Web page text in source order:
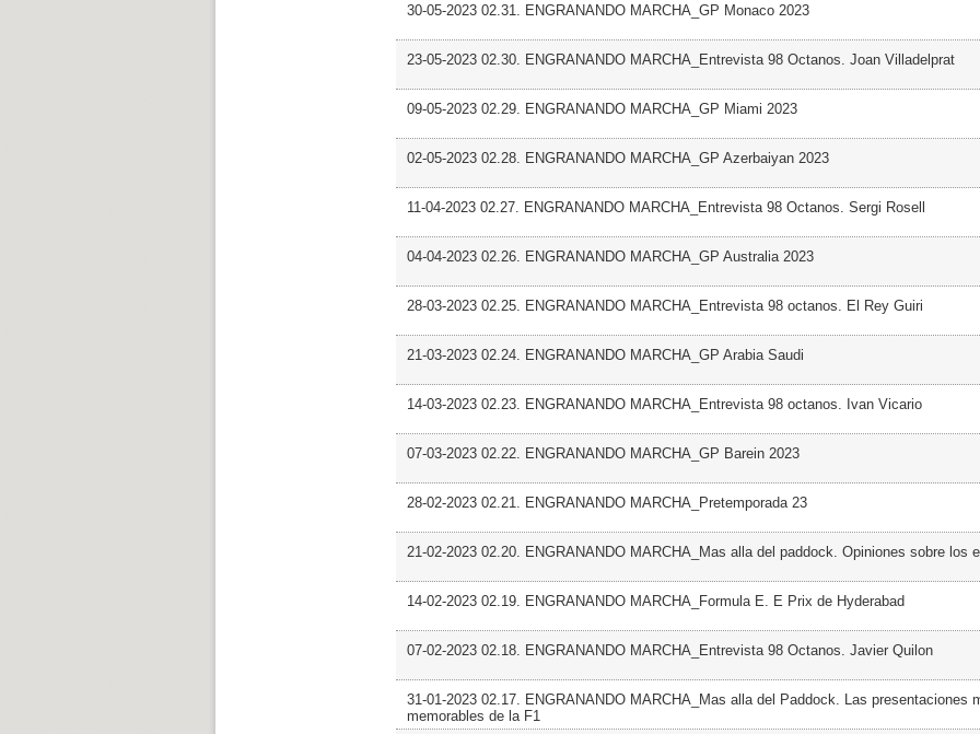
30-05-2023 02.31. ENGRANANDO MARCHA_GP Monaco 2023
23-05-2023 02.30. ENGRANANDO MARCHA_Entrevista 98 Octanos. Joan Villadelprat
09-05-2023 02.29. ENGRANANDO MARCHA_GP Miami 2023
02-05-2023 02.28. ENGRANANDO MARCHA_GP Azerbaiyan 2023
11-04-2023 02.27. ENGRANANDO MARCHA_Entrevista 98 Octanos. Sergi Rosell
04-04-2023 02.26. ENGRANANDO MARCHA_GP Australia 2023
28-03-2023 02.25. ENGRANANDO MARCHA_Entrevista 98 octanos. El Rey Guiri
21-03-2023 02.24. ENGRANANDO MARCHA_GP Arabia Saudi
14-03-2023 02.23. ENGRANANDO MARCHA_Entrevista 98 octanos. Ivan Vicario
07-03-2023 02.22. ENGRANANDO MARCHA_GP Barein 2023
28-02-2023 02.21. ENGRANANDO MARCHA_Pretemporada 23
21-02-2023 02.20. ENGRANANDO MARCHA_Mas alla del paddock. Opiniones sobre los
14-02-2023 02.19. ENGRANANDO MARCHA_Formula E. E Prix de Hyderabad
07-02-2023 02.18. ENGRANANDO MARCHA_Entrevista 98 Octanos. Javier Quilon
31-01-2023 02.17. ENGRANANDO MARCHA_Mas alla del Paddock. Las presentaciones
memorables de la F1